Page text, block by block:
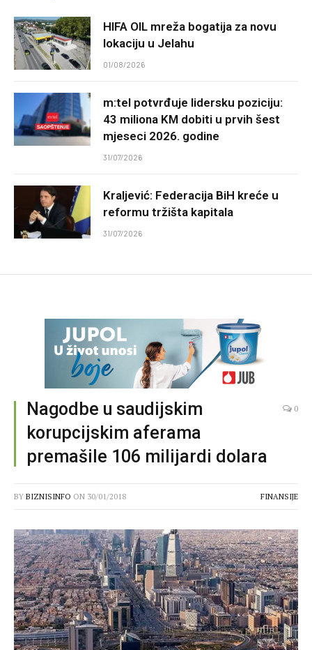
HIFA OIL mreža bogatija za novu
lokaciju u Jelahu
01/08/2026
m:tel potvrđuje lidersku poziciju:
43 miliona KM dobiti u prvih šest
mjeseci 2026. godine
31/07/2026
Kraljević: Federacija BiH kreće u
reformu tržišta kapitala
31/07/2026
Nagodbe u saudijskim
korupcijskim aferama
premašile 106 milijardi dolara
0
BY BIZNISINFO ON 30/01/2018 FINANSIJE